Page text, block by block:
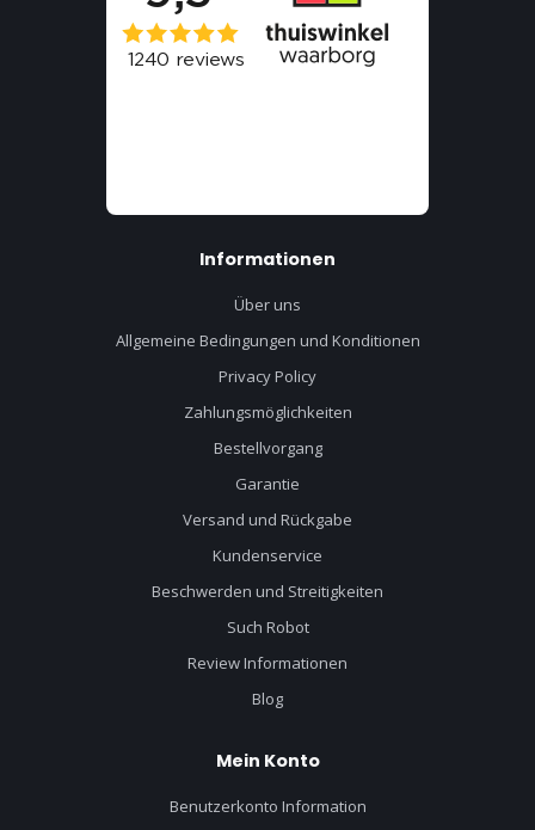
Informationen
Über uns
Allgemeine Bedingungen und Konditionen
Privacy Policy
Zahlungsmöglichkeiten
Bestellvorgang
Garantie
Versand und Rückgabe
Kundenservice
Beschwerden und Streitigkeiten
Such Robot
Review Informationen
Blog
Mein Konto
Benutzerkonto Information